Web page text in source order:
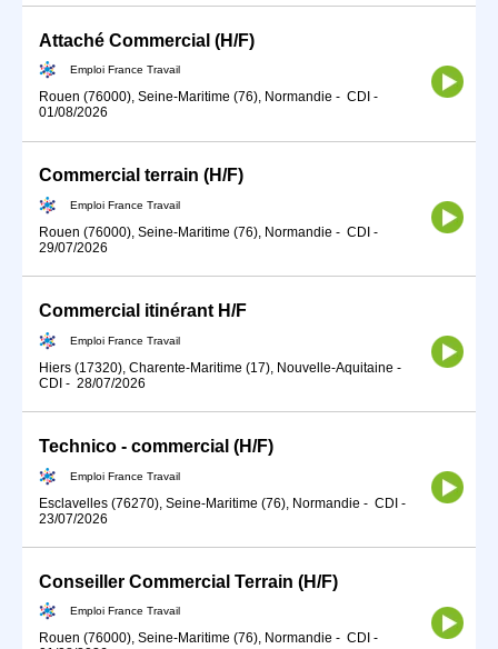
Attaché Commercial (H/F)
Emploi France Travail
Rouen (76000), Seine-Maritime (76), Normandie - CDI -
01/08/2026
Commercial terrain (H/F)
Emploi France Travail
Rouen (76000), Seine-Maritime (76), Normandie - CDI -
29/07/2026
Commercial itinérant H/F
Emploi France Travail
Hiers (17320), Charente-Maritime (17), Nouvelle-Aquitaine -
CDI - 28/07/2026
Technico - commercial (H/F)
Emploi France Travail
Esclavelles (76270), Seine-Maritime (76), Normandie - CDI -
23/07/2026
Conseiller Commercial Terrain (H/F)
Emploi France Travail
Rouen (76000), Seine-Maritime (76), Normandie - CDI -